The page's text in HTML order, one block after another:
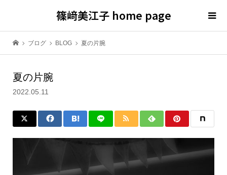
篠﨑美江子 home page
ブログ BLOG 夏の片腕
夏の片腕
2022.05.11